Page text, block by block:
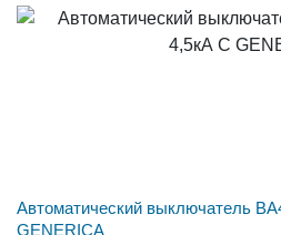
Автоматический выключатель
GENERICA